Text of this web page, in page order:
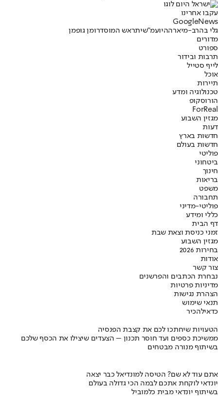
עקבו אחרינו
Googl eNews
גלי בהרב-מיארההיועמ"שיתראש המוסדרומן גופמן
מדורים
ספורט
תרבות ובידור
לייף סטייל
אוכל
תיירות
טכנולוגיה ומדע
הורוסקופ
ForReal
מגזין השבוע
דעות
חדשות בארץ
חדשות בעולם
פוליטי
ביטחוני
חינוך
בריאות
משפט
תחבורה
פוליטי-מדיני
כללי ומידע
דף הבית
זמני כניסת וצאת שבת
מגזין השבוע
בחירות 2026
אודות
צור קשר
נבחרת הכתבים והפרשנים
מדיניות פרטיות
הצהרת נגישות
תנאי שימוש
כדאילהכיר
הטעויות שיחתכו לכם את קצבת הפנסיה
ממשיכת כספים ועד חוסר תכנון – הצעדים שיצילו את הכסף שלכם
בשיתוף מנורה מבטחים
אתם עוד לא שם? הטיסה למונדיאל כבר יצאה
יונדאי לוקחת אתכם לבמה הכי גדולה בעולם
בשיתוף יונדאי מבית כלמוביל